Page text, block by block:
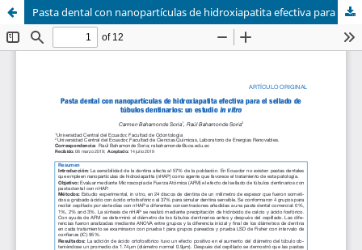
Pasta dental con nanopartículas de hidroxiapatita efectiva para el sellado de túbulos dentina- rios: un estudio in-vitro.